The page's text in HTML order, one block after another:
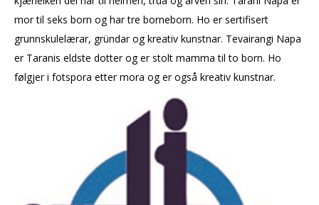
mor til seks born og har tre borneborn. Ho er sertifisert
grunnskulelærar, gründar og kreativ kunstnar. Tevairangi Napa
er Taranis eldste dotter og er stolt mamma til to born. Ho
følgjer i fotspora etter mora og er også kreativ kunstnar.